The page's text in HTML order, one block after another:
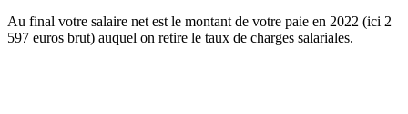
Au final votre salaire net est le montant de votre paie en 2022 (ici 2
597 euros brut) auquel on retire le taux de charges salariales.